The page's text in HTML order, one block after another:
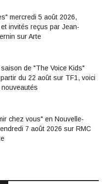
mercredi 5 août 2026,
invités reçus par Jean-
sur Arte
de "The Voice Kids"
du 22 août sur TF1, voici
chez vous" en Nouvelle-
7 août 2026 sur RMC